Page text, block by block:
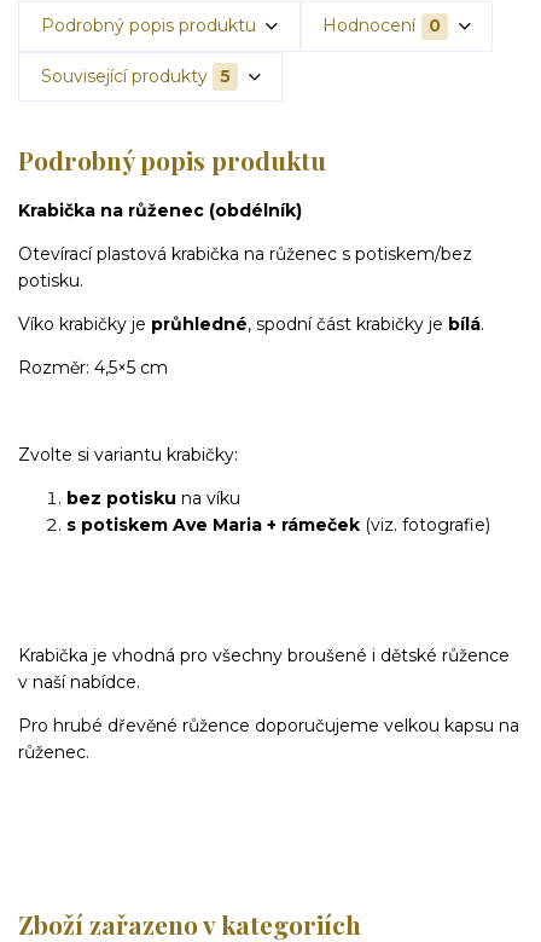
Podrobný popis produktu Hodnocení 0
Související produkty 5
Podrobný popis produktu
Krabička na růženec (obdélník)
Otevírací plastová krabička na růženec s potiskem/bez
potisku.
Víko krabičky je průhledné, spodní část krabičky je bílá.
Rozměr: 4,5×5 cm
Zvolte si variantu krabičky:
bez potisku na víku
s potiskem Ave Maria + rámeček (viz. fotografie)
Krabička je vhodná pro všechny broušené i dětské růžence
v naší nabídce.
Pro hrubé dřevěné růžence doporučujeme velkou kapsu na
růženec.
Zboží zařazeno v kategoriích